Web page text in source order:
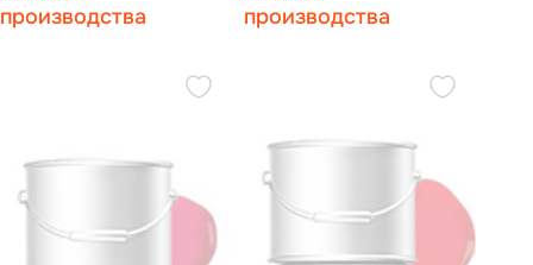
производства
производства